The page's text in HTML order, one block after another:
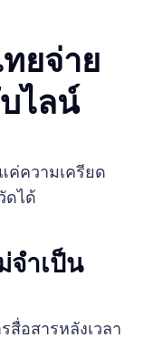
ยจ่าย
ไลน์
ค่ความเครียด
ดได้
จำเป็น
อสารหลังเวลา